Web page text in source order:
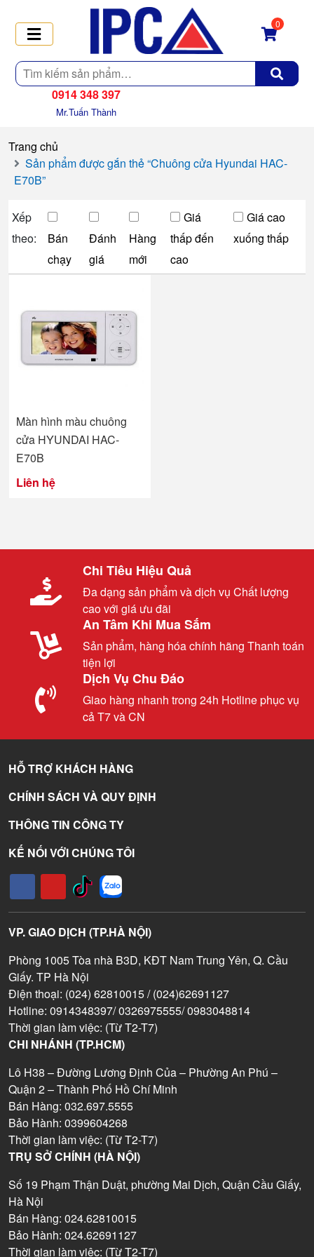
Tìm
kiếm
0
0914 348 397
Mr.Tuấn Thành
Trang chủ
Sản phẩm được gắn thẻ “Chuông cửa Hyundai HAC-
E70B”
Xếp
theo:
Bán
chạy
Đánh
giá
Hàng
mới
Giá
thấp đến
cao
Giá cao
xuống thấp
Màn hình màu chuông
cửa HYUNDAI HAC-
E70B
Liên hệ
Chi Tiêu Hiệu Quả
Đa dạng sản phẩm và dịch vụ Chất lượng
cao với giá ưu đãi
An Tâm Khi Mua Sắm
Sản phẩm, hàng hóa chính hãng Thanh toán
tiện lợi
Dịch Vụ Chu Đáo
Giao hàng nhanh trong 24h Hotline phục vụ
cả T7 và CN
HỖ TRỢ KHÁCH HÀNG
CHÍNH SÁCH VÀ QUY ĐỊNH
THÔNG TIN CÔNG TY
KẾ NỐI VỚI CHÚNG TÔI
VP. GIAO DỊCH (TP.HÀ NỘI)
Phòng 1005 Tòa nhà B3D, KĐT Nam Trung Yên, Q. Cầu
Giấy. TP Hà Nội
Điện thoại: (024) 62810015 / (024)62691127
Hotline: 0914348397/ 0326975555/ 0983048814
Thời gian làm việc: (Từ T2-T7)
CHI NHÁNH (TP.HCM)
Lô H38 – Đường Lương Định Của – Phường An Phú –
Quận 2 – Thành Phố Hồ Chí Minh
Bán Hàng: 032.697.5555
Bảo Hành: 0399604268
Thời gian làm việc: (Từ T2-T7)
TRỤ SỞ CHÍNH (HÀ NỘI)
Số 19 Phạm Thận Duật, phường Mai Dịch, Quận Cầu Giấy,
Hà Nội
Bán Hàng: 024.62810015
Bảo Hành: 024.62691127
Thời gian làm việc: (Từ T2-T7)